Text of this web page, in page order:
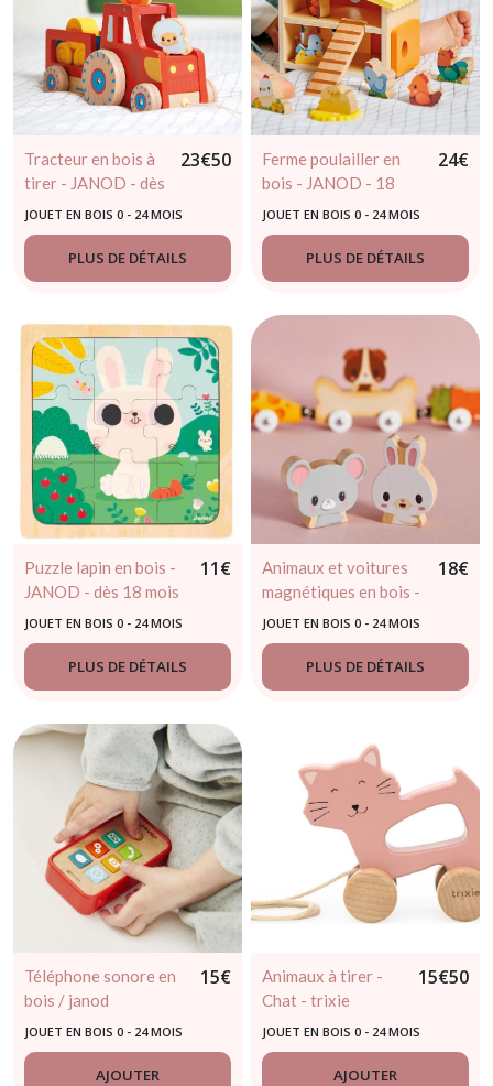
Tracteur en bois à
tirer - JANOD - dès
12 mois
23€50
JOUET EN BOIS 0 - 24 MOIS
PLUS DE DÉTAILS
Ferme poulailler en
bois - JANOD - 18
mois
24€
JOUET EN BOIS 0 - 24 MOIS
PLUS DE DÉTAILS
Puzzle lapin en bois -
JANOD - dès 18 mois
11€
JOUET EN BOIS 0 - 24 MOIS
PLUS DE DÉTAILS
Animaux et voitures
magnétiques en bois -
JANOD 18 mois et
plus
18€
JOUET EN BOIS 0 - 24 MOIS
PLUS DE DÉTAILS
Téléphone sonore en
bois / janod
15€
JOUET EN BOIS 0 - 24 MOIS
AJOUTER
Animaux à tirer -
Chat - trixie
15€50
JOUET EN BOIS 0 - 24 MOIS
AJOUTER